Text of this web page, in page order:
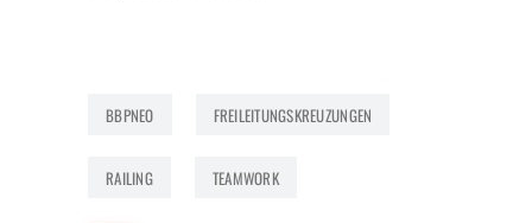
BBPNEO FREILEITUNGSKREUZUNGEN
RAILING TEAMWORK